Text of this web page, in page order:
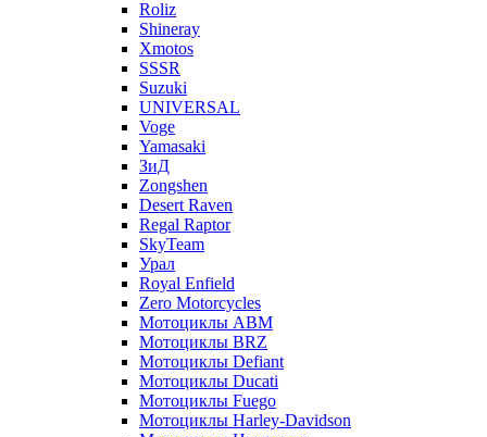
Roliz
Shineray
Xmotos
SSSR
Suzuki
UNIVERSAL
Voge
Yamasaki
ЗиД
Zongshen
Desert Raven
Regal Raptor
SkyTeam
Урал
Royal Enfield
Zero Motorcycles
Мотоциклы ABM
Мотоциклы BRZ
Мотоциклы Defiant
Мотоциклы Ducati
Мотоциклы Fuego
Мотоциклы Harley-Davidson